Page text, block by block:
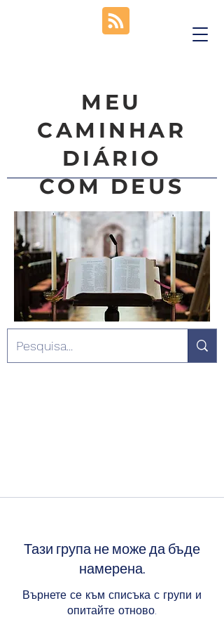
MEU
CAMINHAR
DIÁRIO
COM DEUS
Тази група не може да бъде
намерена.
Върнете се към списъка с групи и
опитайте отново.